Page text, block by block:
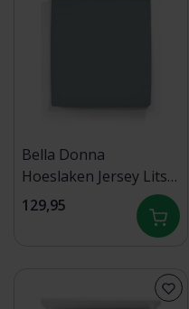
Bella Donna
Hoeslaken Jersey Lits-
jumeaux XL vintage
129,95